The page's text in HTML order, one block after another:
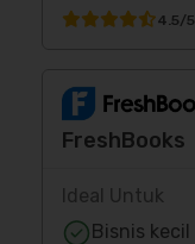
4.5/5
FreshBooks
Ideal Untuk
Bisnis